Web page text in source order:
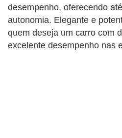
desempenho, oferecendo
autonomia. Elegante e
quem deseja um carro com
excelente desempenho nas